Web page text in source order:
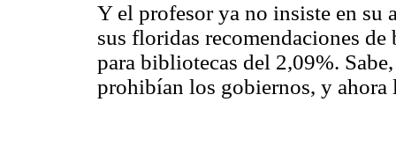
Y el profesor ya no insiste en su
sus floridas recomendaciones
para bibliotecas del 2,09%.
prohibían los gobiernos, y